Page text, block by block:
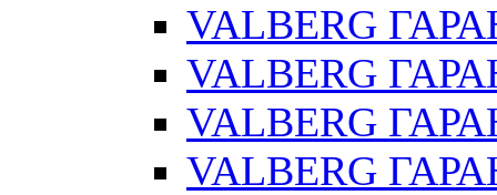
VALBERG
VALBERG
VALBERG
VALBERG